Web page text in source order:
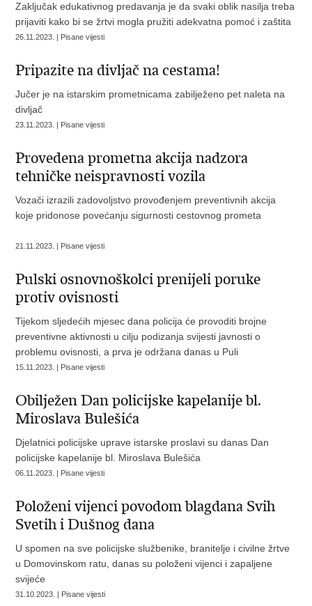
Zaključak edukativnog predavanja je da svaki oblik nasilja treba
prijaviti kako bi se žrtvi mogla pružiti adekvatna pomoć i zaštita
26.11.2023. | Pisane vijesti
Pripazite na divljač na cestama!
Jučer je na istarskim prometnicama zabilježeno pet naleta na
divljač
23.11.2023. | Pisane vijesti
Provedena prometna akcija nadzora
tehničke neispravnosti vozila
Vozači izrazili zadovoljstvo provođenjem preventivnih akcija
koje pridonose povećanju sigurnosti cestovnog prometa
21.11.2023. | Pisane vijesti
Pulski osnovnoškolci prenijeli poruke
protiv ovisnosti
Tijekom sljedećih mjesec dana policija će provoditi brojne
preventivne aktivnosti u cilju podizanja svijesti javnosti o
problemu ovisnosti, a prva je održana danas u Puli
15.11.2023. | Pisane vijesti
Obilježen Dan policijske kapelanije bl.
Miroslava Bulešića
Djelatnici policijske uprave istarske proslavi su danas Dan
policijske kapelanije bl. Miroslava Bulešića
06.11.2023. | Pisane vijesti
Položeni vijenci povodom blagdana Svih
Svetih i Dušnog dana
U spomen na sve policijske službenike, branitelje i civilne žrtve
u Domovinskom ratu, danas su položeni vijenci i zapaljene
svijeće
31.10.2023. | Pisane vijesti